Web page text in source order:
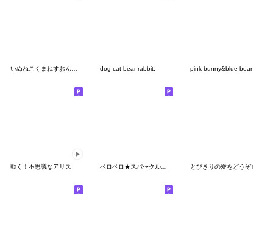
dog cat bear rabbit. pink bunny&blue bear
動く！不思議なアリス とびきりの愛をどうぞ♪